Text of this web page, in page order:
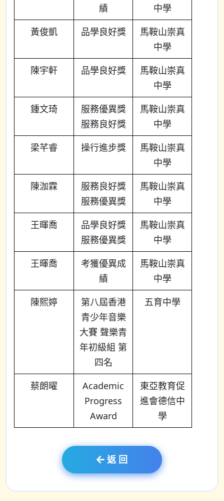
績
中學
黃俊凱
品學良好獎
馬鞍山崇真
中學
陳宇軒
品學良好獎
馬鞍山崇真
中學
鍾文琦
服務優異獎
服務良好獎
馬鞍山崇真
中學
梁芊睿
操行進步獎
馬鞍山崇真
中學
陳泇霖
服務良好獎
服務優異獎
馬鞍山崇真
中學
王暉喬
品學良好獎
服務優異獎
馬鞍山崇真
中學
王暉喬
考獲優異成
績
馬鞍山崇真
中學
陳熙婷
第八屆香港
青少年音樂
大賽 聲樂青
年初級組 第
四名
五育中學
蔡朗曜
Academic
Progress
Award
東亞教育促
進會德信中
學
返 回